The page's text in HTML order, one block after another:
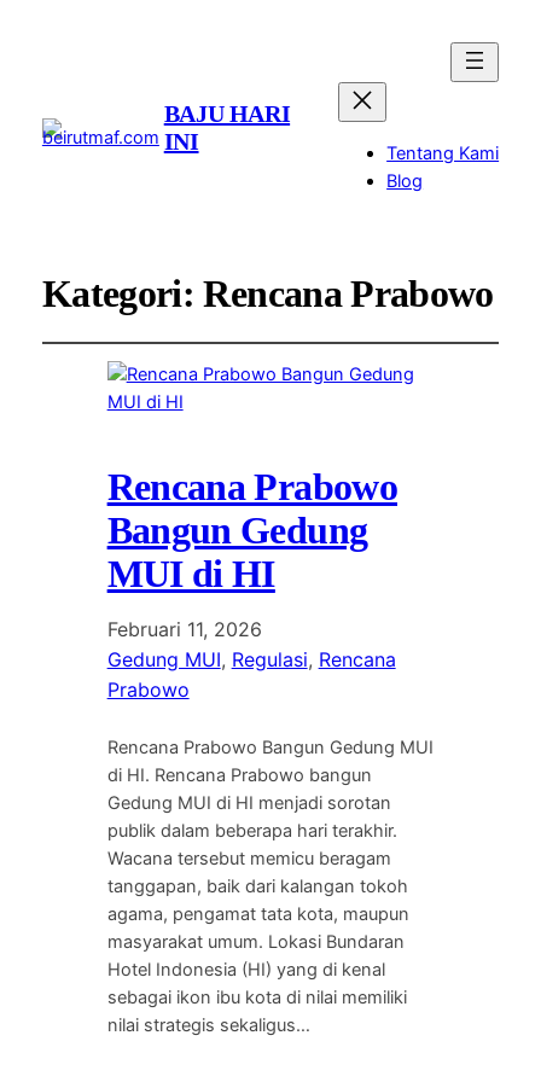
BAJU HARI
INI
Tentang Kami
Blog
Kategori:Rencana Prabowo
Rencana Prabowo
Bangun Gedung
MUI di HI
Februari 11, 2026
Gedung MUI, Regulasi, Rencana
Prabowo
Rencana Prabowo Bangun Gedung MUI
di HI. Rencana Prabowo bangun
Gedung MUI di HI menjadi sorotan
publik dalam beberapa hari terakhir.
Wacana tersebut memicu beragam
tanggapan, baik dari kalangan tokoh
agama, pengamat tata kota, maupun
masyarakat umum. Lokasi Bundaran
Hotel Indonesia (HI) yang di kenal
sebagai ikon ibu kota di nilai memiliki
nilai strategis sekaligus…